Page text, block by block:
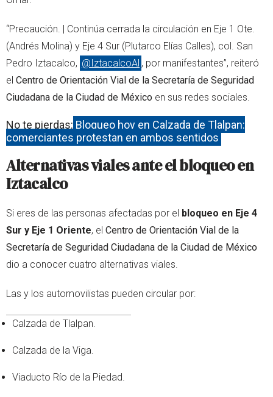
“Precaución. | Continúa cerrada la circulación en Eje 1 Ote.
(Andrés Molina) y Eje 4 Sur (Plutarco Elías Calles), col. San
Pedro Iztacalco, @IztacalcoAl , por manifestantes”, reiteró
el Centro de Orientación Vial de la Secretaría de Seguridad
Ciudadana de la Ciudad de México en sus redes sociales.
No te pierdas: Bloqueo hoy en Calzada de Tlalpan:
comerciantes protestan en ambos sentidos
Alternativas viales ante el bloqueo en
Iztacalco
Si eres de las personas afectadas por el bloqueo en Eje 4
Sur y Eje 1 Oriente, el Centro de Orientación Vial de la
Secretaría de Seguridad Ciudadana de la Ciudad de México
dio a conocer cuatro alternativas viales.
Las y los automovilistas pueden circular por:
Calzada de Tlalpan.
Calzada de la Viga.
Viaducto Río de la Piedad.